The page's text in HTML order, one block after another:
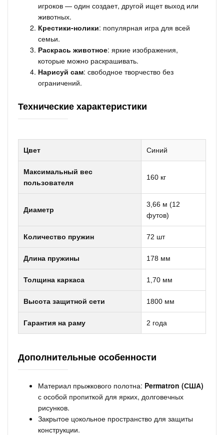
игроков — один создает, другой ищет выход или
животных.
Крестики-нолики: популярная игра для всей
семьи.
Раскрась животное: яркие изображения,
которые можно раскрашивать.
Нарисуй сам: свободное творчество без
ограничений.
Технические характеристики
Цвет Синий
Максимальный вес
пользователя
160 кг
Диаметр
3,66 м (12
футов)
Количество пружин 72 шт
Длина пружины 178 мм
Толщина каркаса 1,70 мм
Высота защитной сети 1800 мм
Гарантия на раму 2 года
Дополнительные особенности
Материал прыжкового полотна: Permatron (США)
с особой пропиткой для ярких, долговечных
рисунков.
Закрытое цокольное пространство для защиты
конструкции.